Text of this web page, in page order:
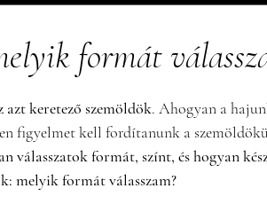
formát
azt keretező szemöldök. Ahogyan a
figyelmet kell fordítanunk a
válasszatok formát, színt, és hogyan
melyik formát válasszam?